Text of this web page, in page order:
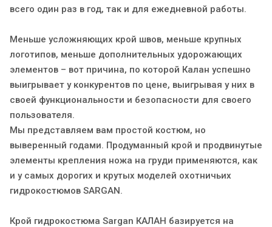
всего один раз в год, так и для ежедневной работы.
Меньше усложняющих крой швов, меньше крупных
логотипов, меньше дополнительных удорожающих
элементов – вот причина, по которой Калан успешно
выигрывает у конкурентов по цене, выигрывая у них в
своей функциональности и безопасности для своего
пользователя.
Мы представляем вам простой костюм, но
выверенный годами. Продуманный крой и продвинутые
элементы крепления ножа на груди применяются, как
и у самых дорогих и крутых моделей охотничьих
гидрокостюмов SARGAN.
Крой гидрокостюма Sargan КАЛАН базируется на